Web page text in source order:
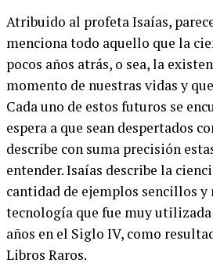
Atribuido al profeta Isaías,
menciona todo aquello que la
pocos años atrás, o sea, la
momento de nuestras vidas y
Cada uno de estos futuros se
espera a que sean despertados
describe con suma precisión
entender. Isaías describe la
cantidad de ejemplos sencillos y
tecnología que fue muy utilizada
años en el Siglo IV, como
Libros Raros.